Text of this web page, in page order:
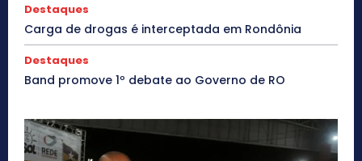
Destaques
Carga de drogas é interceptada em Rondônia
Destaques
Band promove 1º debate ao Governo de RO